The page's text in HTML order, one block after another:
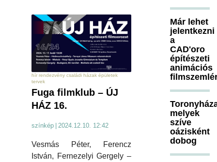
hír rendezvény családi házak épületek
tervek
Fuga filmklub – ÚJ
HÁZ 16.
színkép 2024.12.10. 12:42
Vesmás Péter, Ferencz
István, Fernezelyi Gergely –
Már lehet
jelentkezni
a
CAD'oro
építészeti
animációs
melyek
szíve
oázisként
dobog